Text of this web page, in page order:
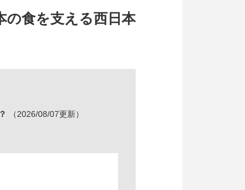
の食を支える西日本
（2026/08/07更新）